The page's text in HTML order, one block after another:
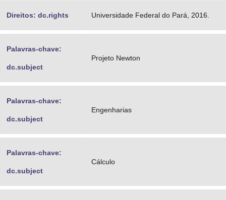
Direitos: dc.rights Universidade Federal do Pará, 2016.
Palavras-chave:
dc.subject
Projeto Newton
Palavras-chave:
dc.subject
Engenharias
Palavras-chave:
dc.subject
Cálculo